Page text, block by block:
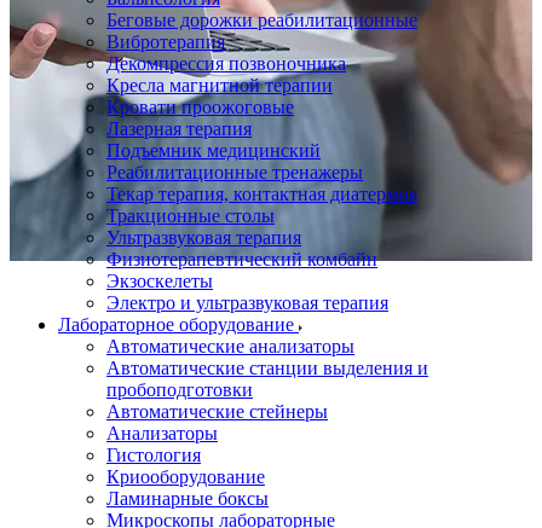
Беговые дорожки реабилитационные
Вибротерапия
Декомпрессия позвоночника
Кресла магнитной терапии
Кровати проожоговые
Лазерная терапия
Подъемник медицинский
Реабилитационные тренажеры
Текар терапия, контактная диатермия
Тракционные столы
Ультразвуковая терапия
Физиотерапевтический комбайн
Экзоскелеты
Электро и ультразвуковая терапия
Лабораторное оборудование
Автоматические анализаторы
Автоматические станции выделения и
пробоподготовки
Автоматические стейнеры
Анализаторы
Гистология
Криооборудование
Ламинарные боксы
Микроскопы лабораторные